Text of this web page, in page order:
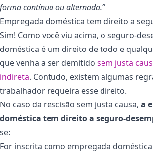
forma contínua ou alternada.”
Empregada doméstica tem direito a
Sim! Como você viu acima, o seguro-
doméstica é um direito de todo e
que venha a ser demitido sem justa
indireta. Contudo, existem algumas
trabalhador requeira esse direito.
No caso da rescisão sem justa causa, a
doméstica tem direito a seguro-
se:
For inscrita como empregada